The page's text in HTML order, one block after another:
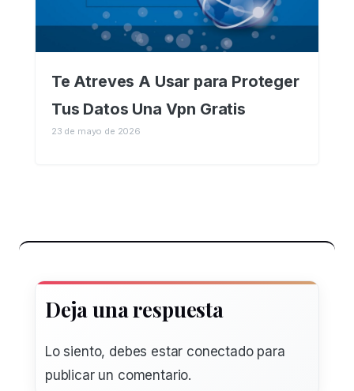
Te Atreves A Usar para Proteger
Tus Datos Una Vpn Gratis
23 de mayo de 2026
Deja una respuesta
Lo siento, debes estar conectadopara
publicar un comentario.